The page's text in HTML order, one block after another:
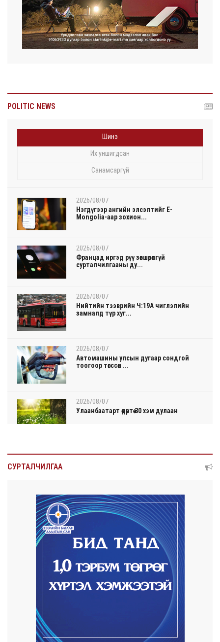
POLITIC NEWS
Шинэ
Их уншигдсан
Санамсаргүй
2026/08/07
Нэгдүгээр ангийн элсэлтийг E-
Mongolia-аар зохион...
2026/08/07
Францад иргэд рүү зөвшөөрөлгүй
сурталчилгааны ду...
2026/08/07
Нийтийн тээврийн Ч:19А чиглэлийн
замналд түр хуг...
2026/08/07
Автомашины улсын дугаар сондгой
тоогоор төгссөн ...
2026/08/07
Улаанбаатарт өдөртөө 30 хэм дулаан
Улсын чанартай хатуу хучилттай авто
20 цаг 29 минут
Засгийн газар энэ оныг дуустал
санхүүгийн хэмнэл...
Шатахууны импортын гаалийн албан
татварыг 2027 о...
Стратегийн нөөцийн барааны хяналтыг
СУРТАЛЧИЛГАА